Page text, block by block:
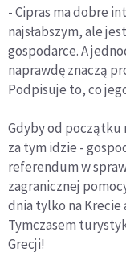
- Cipras ma dobre
najsłabszym, ale
gospodarce. A
naprawdę znaczą
Podpisuje to, co
Gdyby od początku
za tym idzie -
referendum w
zagranicznej
dnia tylko na Krecie
Tymczasem
Grecji!